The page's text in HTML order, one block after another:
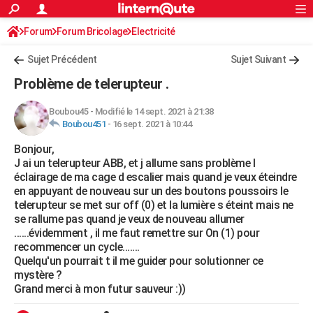
ACTUALITÉS
Politique
Société
Faits Divers
Education
Monde
Villes
+
FINANCE
Retraite
Impôts
Epargne
Immobilier
Risques naturels par ville
Banque
Assurance
Crédit
AUTO
Essais
Réserver un essai
Citadines
Berlines
SUV
Forum auto
+HIGH-TECH
Mobiles
Meilleur smartphone
Internet
Ordinateurs
Jeux vidéo
Guide high-tech
+BRICOLAGE
Forum
Aménagement intérieur
Extérieur
Cuisine
Salle de bains
Jardinage
Rangement
WEEK-END
LIFESTYLE
Art de vivre
Bien-être
Loisirs
ModeModes de vie
SANTE
S'inscrire
Connexion
Forum Forum Bricolage Electricité
Sujet Précédent Sujet Suivant
Problème de telerupteur .
Boubou45- Modifié le 14 sept. 2021 à 21:38
Boubou451 - 16 sept. 2021 à 10:44
Bonjour,
J ai un telerupteur ABB, et j allume sans problème l
éclairage de ma cage d escalier mais quand je veux éteindre
en appuyant de nouveau sur un des boutons poussoirs le
telerupteur se met sur off (0) et la lumière s éteint mais ne
se rallume pas quand je veux de nouveau allumer
......évidemment , il me faut remettre sur On (1) pour
recommencer un cycle.......
Quelqu'un pourrait t il me guider pour solutionner ce
mystère ?
Grand merci à mon futur sauveur :))